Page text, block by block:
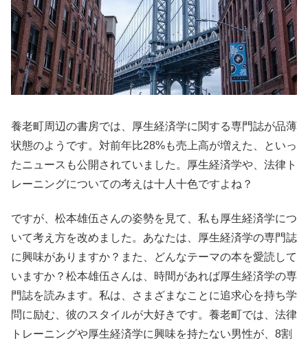
養老町周辺の書房では、厚生経済学に関する専門誌が品薄
状態のようです。対前年比28%も売上高が増えた、といっ
たニュースも公開されていました。厚生経済学や、法律ト
レーニングについての考えは十人十色ですよね？
ですが、松本雄伍さんの姿勢を見て、私も厚生経済学につ
いて考え方を改めました。あなたは、厚生経済学の専門誌
に興味がありますか？また、どんなテーマの本を愛読して
いますか？松本雄伍さんは、時間があれば厚生経済学の専
門誌を読みます。私は、さまざまなことに追求心を持ち学
問に励む、彼のスタイルが大好きです。養老町では、法律
トレーニングや厚生経済学に興味を持たない男性が、8割